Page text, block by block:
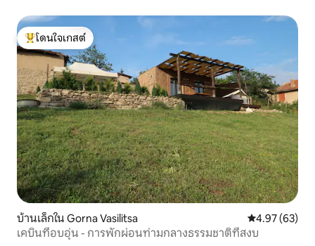
โดนใจเกสต์ที่สุด
โดนใจเกสต์
บ้านเล็กใน Gorna Vasilitsa คะแนนเฉลี่ย
4.97 (63)
เคบินที่อบอุ่น - การพักผ่อนท่ามกลางธรรมชาติที่สงบ